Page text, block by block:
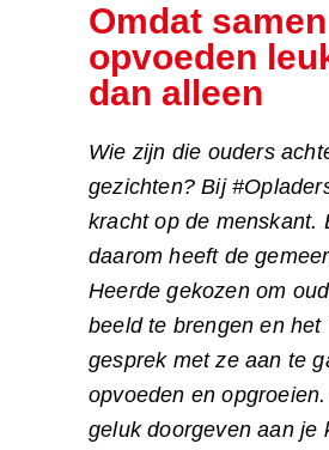
Omdat samen
opvoeden
dan alleen
Wie zijn die ouders
gezichten? Bij
kracht op de menskant.
daarom heeft de
Heerde gekozen om
beeld te brengen en het
gesprek met ze aan te
opvoeden en
geluk doorgeven aan je